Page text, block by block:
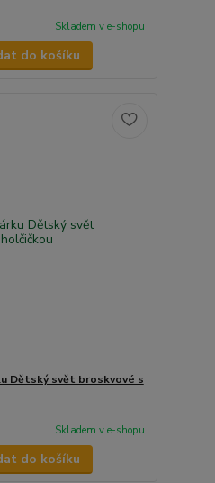
Skladem v e-shopu
do košíku
Dětský svět broskvové s
Skladem v e-shopu
do košíku